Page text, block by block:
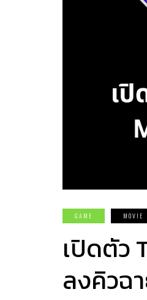
GAME MOVIE
เปิดตัว
ลงคิวฉ